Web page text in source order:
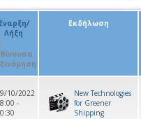
Λήξη
Εκδήλωση
10/2022
-
New Technologies
for Greener
Shipping